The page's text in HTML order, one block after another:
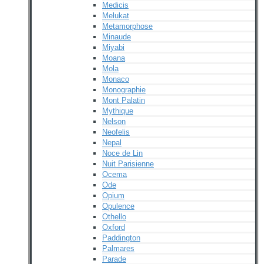
Medicis
Melukat
Metamorphose
Minaude
Miyabi
Moana
Mola
Monaco
Monographie
Mont Palatin
Mythique
Nelson
Neofelis
Nepal
Noce de Lin
Nuit Parisienne
Ocema
Ode
Opium
Opulence
Othello
Oxford
Paddington
Palmares
Parade